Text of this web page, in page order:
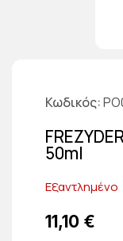
Κωδικός
50ml
Εξαντλημένο
11,10 €